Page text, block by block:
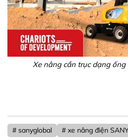
Xe nâng cần trục dạng ống
# sanyglobal # xe nâng điện